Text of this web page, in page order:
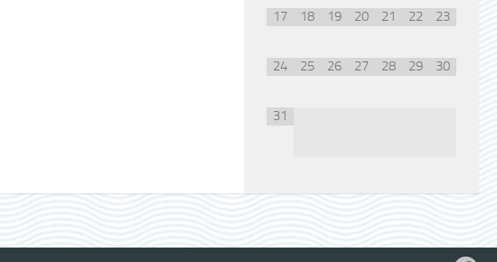
17 18 19 20 21 22 23
24 25 26 27 28 29 30
31